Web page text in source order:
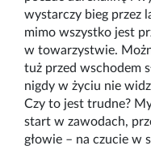
wystarczy bieg przez
mimo wszystko jest
w towarzystwie.
tuż przed wschodem
nigdy w życiu nie
Czy to jest trudne?
start w zawodach,
głowie – na czucie w